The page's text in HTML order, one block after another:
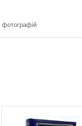
фотографій